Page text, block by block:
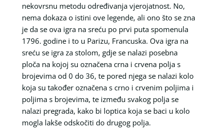
nekovrsnu metodu određivanja vjerojatnost. No,
nema dokaza o istini ove legende, ali ono što se zna
je da se ova igra na sreću po prvi puta spomenula
1796. godine i to u Parizu, Francuska. Ova igra na
sreću se igra za stolom, gdje se nalazi posebna
ploča na kojoj su označena crna i crvena polja s
brojevima od 0 do 36, te pored njega se nalazi kolo
koja su također označena s crno i crvenim poljima i
poljima s brojevima, te između svakog polja se
nalazi pregrada, kako bi loptica koja se baci u kolo
mogla lakše odskočiti do drugog polja.